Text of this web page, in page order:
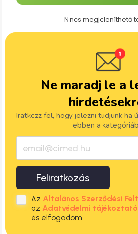
Nincs megjeleníthető
Ne maradj le a
Iratkozz fel, hogy jelezni tudjunk ha
ebben a
Feliratkozás
Az Általános Szerződési
az Adatvédelmi
és elfogadom.